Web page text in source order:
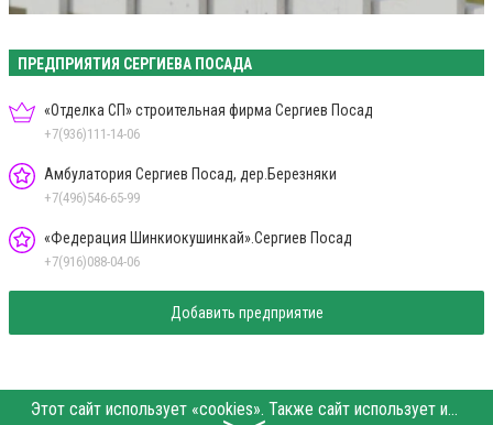
ПРЕДПРИЯТИЯ СЕРГИЕВА ПОСАДА
«Отделка СП» строительная фирма Сергиев Посад
+7(936)111-14-06
Амбулатория Сергиев Посад, дер.Березняки
+7(496)546-65-99
«Федерация Шинкиокушинкай».Сергиев Посад
+7(916)088-04-06
Добавить предприятие
Этот сайт использует «cookies». Также сайт использует интернет-сервис для сбора технических данных касательно посетителей с целью получения маркетинговой и статистической информации. Условия обработки данных посетителей сайта см.